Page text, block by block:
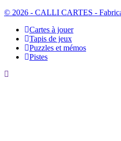
© 2026 - CALLI CARTES -
Cartes à jouer
Tapis de jeux
Puzzles et mémos
Pistes